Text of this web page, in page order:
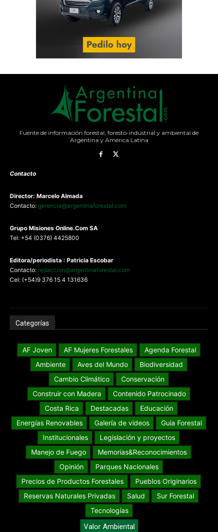
Fuente de información forestal, foresto-industrial y ambiental de
Argentina y América Latina
Contacto
Director: Marcelo Almada
Contacto: gerencia@argentinaforestal.com
Grupo Misiones Online.Com SA
Tel: +54 (0376) 4425800
Editora/periodista : Patricia Escobar
Contacto: redaccion@argentinaforestal.com
Cel: (+54)9 376 15 4 131636
Categorías
AF Joven AF Mujeres Forestales
Agenda Forestal
Ambiente
Aves del Mundo
Biodiversidad
Cambio Climático
Conservación
Construir con Madera
Contenido Patrocinado
Costa Rica
Destacadas
Educación
Energías Renovables
Galería de videos
Guia Forestal
Institucionales
Legislación y proyectos
Manejo de Fuego
Memorias&Reconocimientos
Opinión
Parques Nacionales
Precios de Productos Forestales
Pueblos Originarios
Reservas Naturales Privadas
Salud
Sur Forestal
Tecnologías
Valor Ambiental